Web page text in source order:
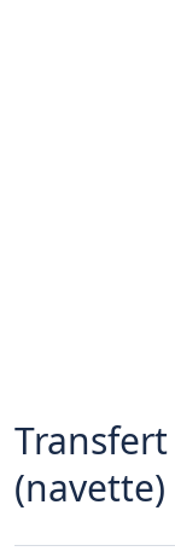
Transfert
(navette)